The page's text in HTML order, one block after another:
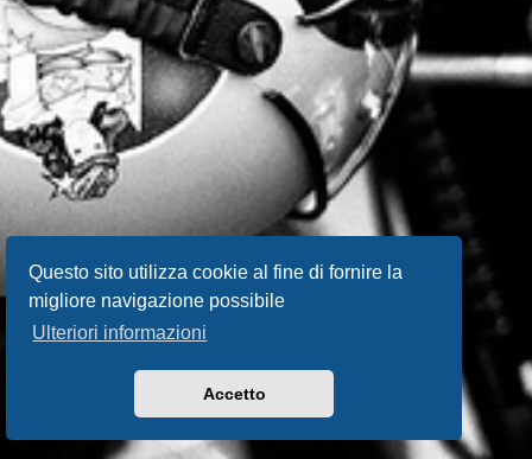
Questo sito utilizza cookie al fine di fornire la
migliore navigazione possibile
Ulteriori informazioni
Accetto